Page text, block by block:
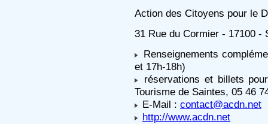
Action des Citoyens pour le
31 Rue du Cormier - 17100 -
Renseignements
et 17h-18h)
réservations et billets
Tourisme de Saintes, 05 46
E-Mail : contact@acdn.net
http://www.acdn.net